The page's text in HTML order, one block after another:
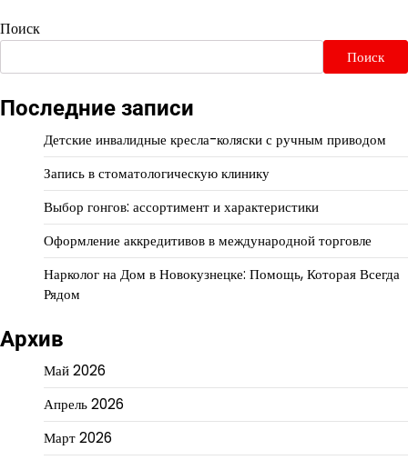
Поиск
Поиск
Последние записи
Детские инвалидные кресла-коляски с ручным приводом
Запись в стоматологическую клинику
Выбор гонгов: ассортимент и характеристики
Оформление аккредитивов в международной торговле
Нарколог на Дом в Новокузнецке: Помощь, Которая Всегда
Рядом
Архив
Май 2026
Апрель 2026
Март 2026